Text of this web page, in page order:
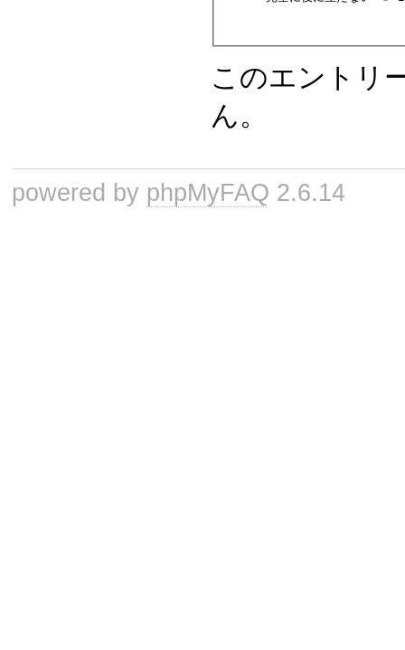
このエントリ
ん。
powered by phpMyFAQ 2.6.14